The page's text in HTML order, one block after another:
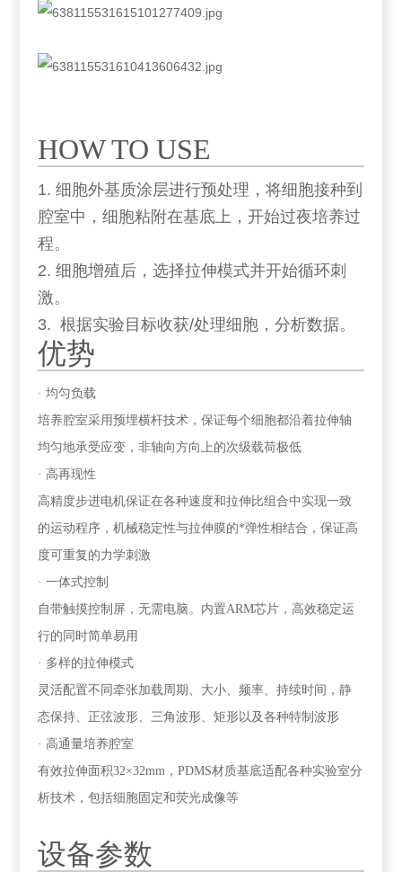
HOW TO USE
1. 细胞外基质涂层进行预处理，将细胞接种到
腔室中，细胞粘附在基底上，开始过夜培养过
程。
2. 细胞增殖后，选择拉伸模式并开始循环刺
激。
3. 根据实验目标收获/处理细胞，分析数据。
优势
· 均匀负载
培养腔室采用预埋横杆技术，保证每个细胞都沿着拉伸轴
均匀地承受应变，非轴向方向上的次级载荷极低
· 高再现性
高精度步进电机保证在各种速度和拉伸比组合中实现一致
的运动程序，机械稳定性与拉伸膜的*弹性相结合，保证高
度可重复的力学刺激
· 一体式控制
自带触摸控制屏，无需电脑。内置ARM芯片，高效稳定运
行的同时简单易用
· 多样的拉伸模式
灵活配置不同牵张加载周期、大小、频率、持续时间，静
态保持、正弦波形、三角波形、矩形以及各种特制波形
· 高通量培养腔室
有效拉伸面积32×32mm，PDMS材质基底适配各种实验室分
析技术，包括细胞固定和荧光成像等
设备参数